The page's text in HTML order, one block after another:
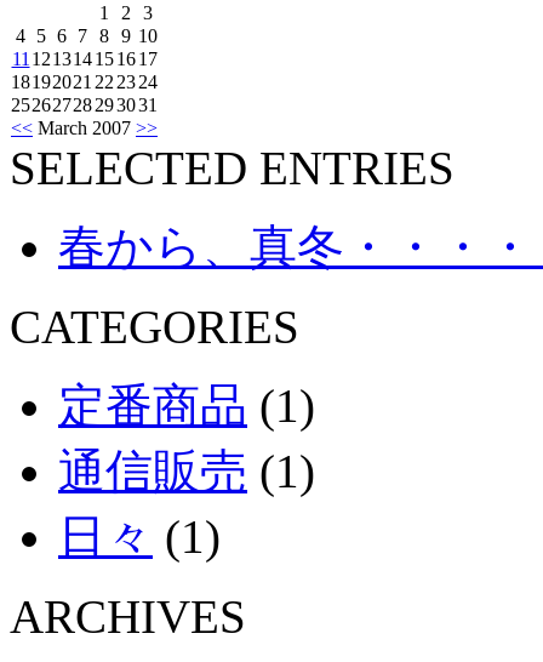
1
2
3
4 5 6 7 8 9 10
11 12131415 16 17
18192021 22 23 24
25262728293031
<< March 2007 >>
SELECTED ENTRIES
春から、真冬・・・
CATEGORIES
定番商品 (1)
通信販売 (1)
日々 (1)
ARCHIVES